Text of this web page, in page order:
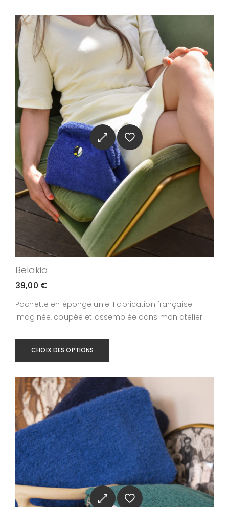
Belakia
39,00 €
Pochette en éponge unie. Fabrication française –
imaginée, coupée et assemblée dans mon atelier.
CHOIX DES OPTIONS